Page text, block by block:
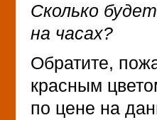
Сколько
на часах?
Обратите,
красным
по цене на